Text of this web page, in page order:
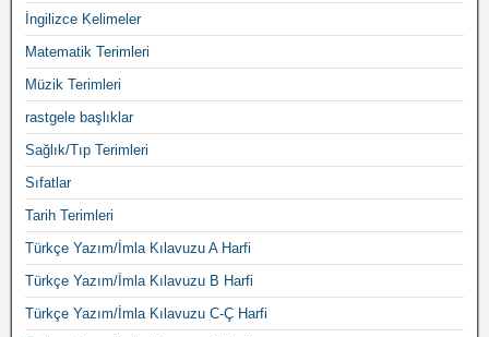
İngilizce Kelimeler
Matematik Terimleri
Müzik Terimleri
rastgele başlıklar
Sağlık/Tıp Terimleri
Sıfatlar
Tarih Terimleri
Türkçe Yazım/İmla Kılavuzu A Harfi
Türkçe Yazım/İmla Kılavuzu B Harfi
Türkçe Yazım/İmla Kılavuzu C-Ç Harfi